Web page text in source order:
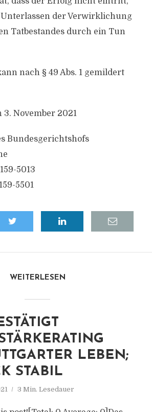
der Verwirklichung
Tatbestandes durch ein Tun
nach § 49 Abs. 1 gemildert
November 2021
Bundesgerichtshofs
5013
5501
WEITERLESEN
LEBEN;
STABIL
3 Min. Lesedauer